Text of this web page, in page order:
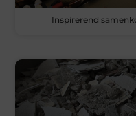
Inspirerend